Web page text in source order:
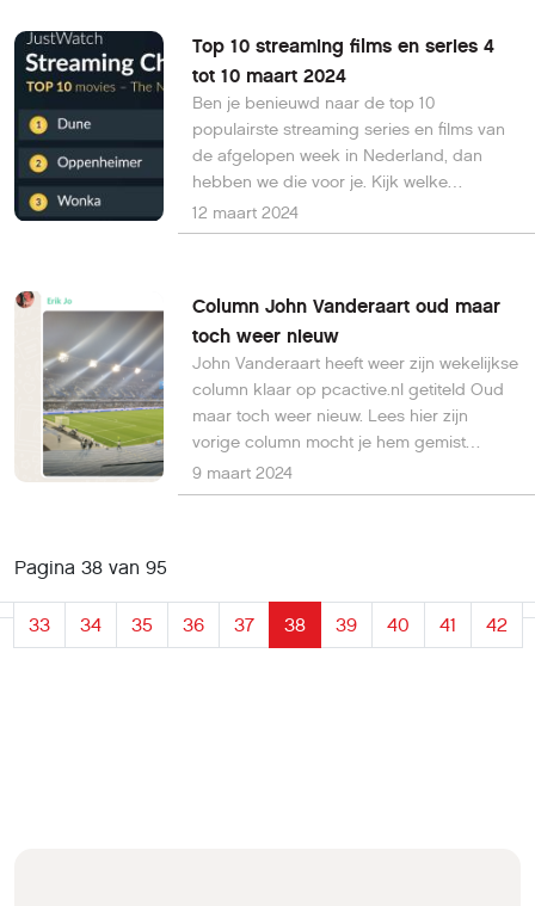
Top 10 streaming films en series 4
tot 10 maart 2024
Ben je benieuwd naar de top 10
populairste streaming series en films van
de afgelopen week in Nederland, dan
hebben we die voor je. Kijk welke
populaire film of serie jij mogelijk gemist
hebt en dan hoef je niet alles af te zoeken
12 maart 2024
Column John Vanderaart oud maar
toch weer nieuw
John Vanderaart heeft weer zijn wekelijkse
column klaar op pcactive.nl getiteld Oud
maar toch weer nieuw. Lees hier zijn
vorige column mocht je hem gemist
hebben of hem nog een keertje wilt lezen.
9 maart 2024
Pagina 38 van 95
33 34 35 36 37 38 39 40 41 42